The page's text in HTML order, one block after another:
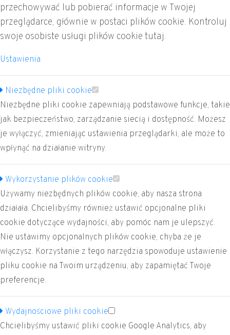
Godziny pracy:
Pn.-Czw. 8:00 - 16:00
Pt. 8:00 - 14:00
LABORATORIUM
+48 41 341 72 43
labor@profident.pl
Godziny pracy:
Pn.-Pt. 8:00 - 16:00
SERWIS SPRZĘTU STOMATOLOGICZNEGO
+48 41 341 72 38
serwis@profident.pl
Godziny pracy:
Pn.-Czw. 8:00 - 16:00
Pt. 8:00 - 14:00
przechowywać lub pobierać informacje w Twojej
przeglądarce, głównie w postaci plików cookie. Kontroluj
swoje osobiste usługi plików cookie tutaj.
Ustawienia
Niezbędne pliki cookie
Niezbędne pliki cookie zapewniają podstawowe funkcje, takie
jak bezpieczeństwo, zarządzanie siecią i dostępność. Możesz
je wyłączyć, zmieniając ustawienia przeglądarki, ale może to
wpłynąć na działanie witryny.
Wykorzystanie plików cookie
Używamy niezbędnych plików cookie, aby nasza strona
działała. Chcielibyśmy również ustawić opcjonalne pliki
cookie dotyczące wydajności, aby pomóc nam je ulepszyć.
Nie ustawimy opcjonalnych plików cookie, chyba że je
włączysz. Korzystanie z tego narzędzia spowoduje ustawienie
pliku cookie na Twoim urządzeniu, aby zapamiętać Twoje
preferencje.
Wydajnościowe pliki cookie
Chcielibyśmy ustawić pliki cookie Google Analytics, aby